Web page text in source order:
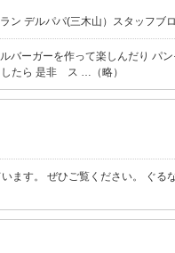
ン デルパパ(三木山）スタッフブ
ーガーを作って楽しんだり パ
たら 是非 ス …（略）
ます。 ぜひご覧ください。 ぐ